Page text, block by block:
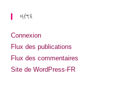
MÉTA
Connexion
Flux des publications
Flux des commentaires
Site de WordPress-FR